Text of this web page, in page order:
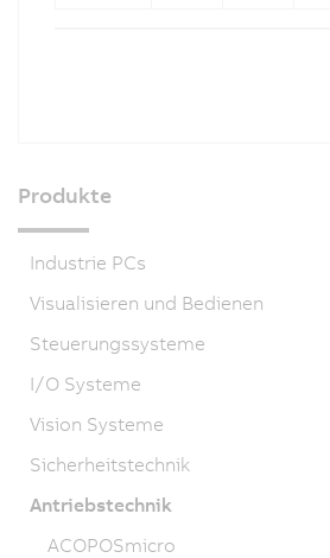
Produkte
Industrie PCs
Visualisieren und Bedienen
Steuerungssysteme
I/O Systeme
Vision Systeme
Sicherheitstechnik
Antriebstechnik
ACOPOSmicro